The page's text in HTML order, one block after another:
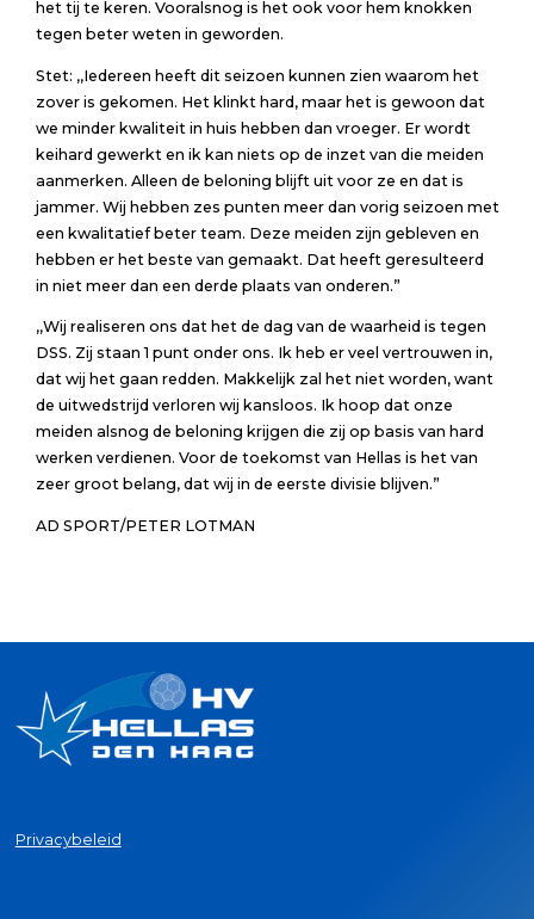
het tij te keren. Vooralsnog is het ook voor hem knokken
tegen beter weten in geworden.
Stet: ,,Iedereen heeft dit seizoen kunnen zien waarom het
zover is gekomen. Het klinkt hard, maar het is gewoon dat
we minder kwaliteit in huis hebben dan vroeger. Er wordt
keihard gewerkt en ik kan niets op de inzet van die meiden
aanmerken. Alleen de beloning blijft uit voor ze en dat is
jammer. Wij hebben zes punten meer dan vorig seizoen met
een kwalitatief beter team. Deze meiden zijn gebleven en
hebben er het beste van gemaakt. Dat heeft geresulteerd
in niet meer dan een derde plaats van onderen.”
,,Wij realiseren ons dat het de dag van de waarheid is tegen
DSS. Zij staan 1 punt onder ons. Ik heb er veel vertrouwen in,
dat wij het gaan redden. Makkelijk zal het niet worden, want
de uitwedstrijd verloren wij kansloos. Ik hoop dat onze
meiden alsnog de beloning krijgen die zij op basis van hard
werken verdienen. Voor de toekomst van Hellas is het van
zeer groot belang, dat wij in de eerste divisie blijven.”
AD SPORT/PETER LOTMAN
Privacybeleid